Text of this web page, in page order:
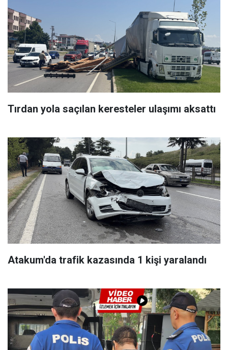
Tırdan yola saçılan keresteler ulaşımı aksattı
Atakum'da trafik kazasında 1 kişi yaralandı